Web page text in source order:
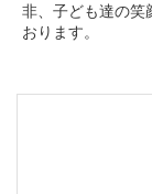
非、子ども達の笑
おります。